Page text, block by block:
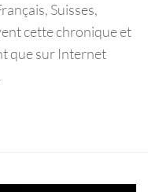
Suisses,
cette chronique et
que sur Internet